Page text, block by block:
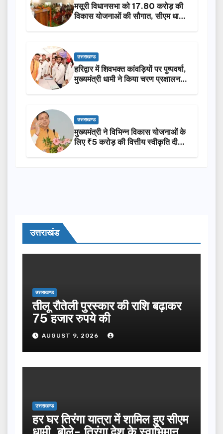
मसूरी विधानसभा को 17.80 करोड़ की
विकास योजनाओं की सौगात, सीएम धामी
उत्तराखण्ड
हरिद्वार में शिवभक्त कांवड़ियों पर पुष्पवर्षा,
मुख्यमंत्री धामी ने किया चरण प्रक्षालन…
उत्तराखण्ड
मुख्यमंत्री ने विभिन्न विकास योजनाओं के
लिए ₹5 करोड़ की वित्तीय स्वीकृति दी…
उत्तराखंड
उत्तराखण्ड
तीलू रौतेली पुरस्कार की राशि बढ़ाकर
75 हजार रुपये की
AUGUST 9, 2026
उत्तराखण्ड
हर घर तिरंगा यात्रा में शामिल हुए सीएम